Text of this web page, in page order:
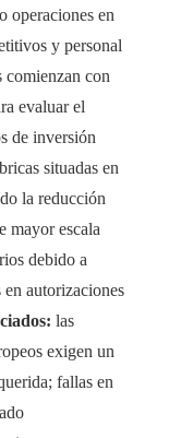
operaciones en
y personal
comienzan con
evaluar el
de inversión
situadas en
la reducción
mayor escala
debido a
autorizaciones
las
exigen un
fallas en